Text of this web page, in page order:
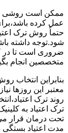
ممکن است روشی که
عمل کرده
حتماً روش ترک
شود.توجه داشته
ضروری است تا در
متخصصین انجام
بنابراین انتخاب
معتبر این روزها
روند ترک
ترک اعتیاد به
تحت درمان قرار
مدت اعتیاد بستگی